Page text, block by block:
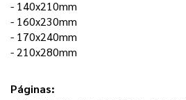
- 140x210mm
- 160x230mm
- 170x240mm
- 210x280mm
Páginas: